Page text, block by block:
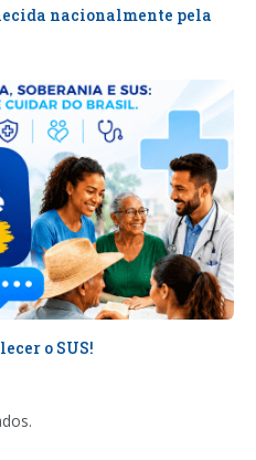
nacionalmente pela
o SUS!